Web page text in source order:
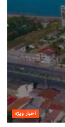
اخبار ویژه